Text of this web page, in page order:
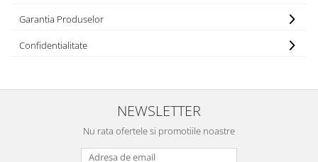
Garantia Produselor
Confidentialitate
NEWSLETTER
Nu rata ofertele si promotiile noastre